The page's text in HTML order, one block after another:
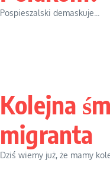
Pospieszalski demaskuje...
Kolejna
migranta
Dziś wiemy już, że mamy